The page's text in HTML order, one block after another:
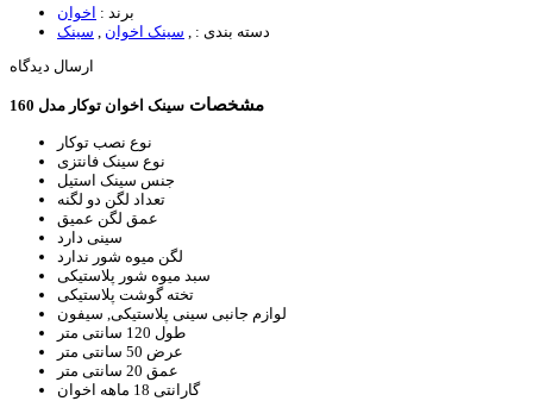
برند : اخوان
دسته بندی :
سینک اخوان
سینک
ارسال دیدگاه
مشخصات سینک اخوان توکار مدل 160
نوع نصب توکار
نوع سینک فانتزی
جنس سینک استیل
تعداد لگن دو لگنه
عمق لگن عمیق
سینی دارد
لگن میوه شور ندارد
سبد میوه شور پلاستیکی
تخته گوشت پلاستیکی
لوازم جانبی سینی پلاستیکی, سیفون
طول 120 سانتی متر
عرض 50 سانتی متر
عمق 20 سانتی متر
گارانتی 18 ماهه اخوان